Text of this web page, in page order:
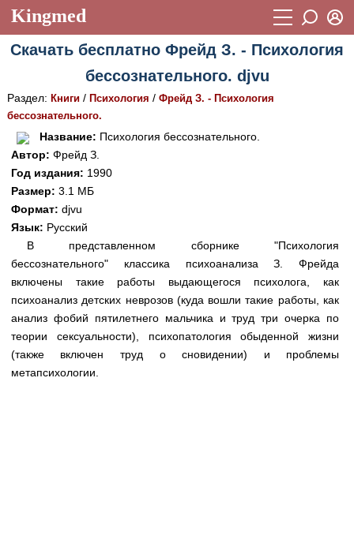
Kingmed
Учебный материал
Видеогалерея 899
Фотогалерея (1906)
Истории болезней
Лекции и презентации
Аккредитационные тесты
Методические рекомендации 1050
Научно-популярное
Статьи
Медицинская стандартизация
Пароль
Восстановить пароль
Регистрация
Скачать бесплатно Фрейд З. - Психология
бессознательного. djvu
Раздел: Книги/ Психология / Фрейд З. - Психология
бессознательного.
Название: Психология бессознательного.
Автор: Фрейд З.
Год издания: 1990
Размер: 3.1 МБ
Формат: djvu
Язык: Русский
В представленном сборнике "Психология
бессознательного" классика психоанализа З. Фрейда
включены такие работы выдающегося психолога, как
психоанализ детских неврозов (куда вошли такие работы, как
анализ фобий пятилетнего мальчика и труд три очерка по
теории сексуальности), психопатология обыденной жизни
(также включен труд о сновидении) и проблемы
метапсихологии.